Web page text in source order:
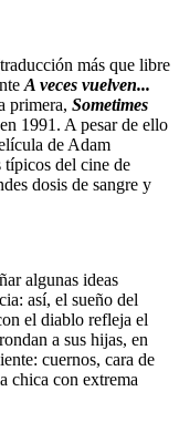
más que libre
A veces vuelven...
primera, Sometimes
1991. A pesar de ello
de Adam
típicos del cine de
dosis de sangre y
algunas ideas
así, el sueño del
el diablo refleja el
a sus hijas, en
cuernos, cara de
chica con extrema